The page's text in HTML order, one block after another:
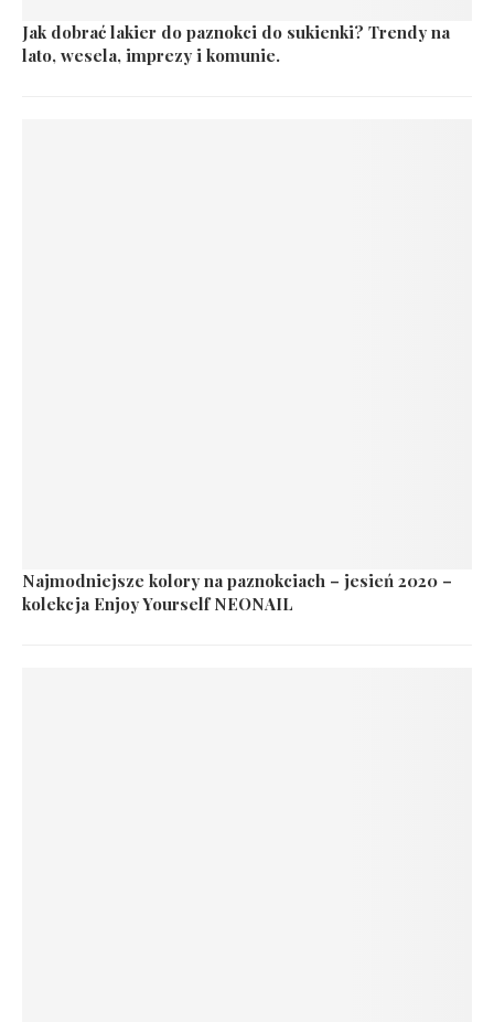
Jak dobrać lakier do paznokci do sukienki? Trendy na
lato, wesela, imprezy i komunie.
Najmodniejsze kolory na paznokciach – jesień 2020 –
kolekcja Enjoy Yourself NEONAIL